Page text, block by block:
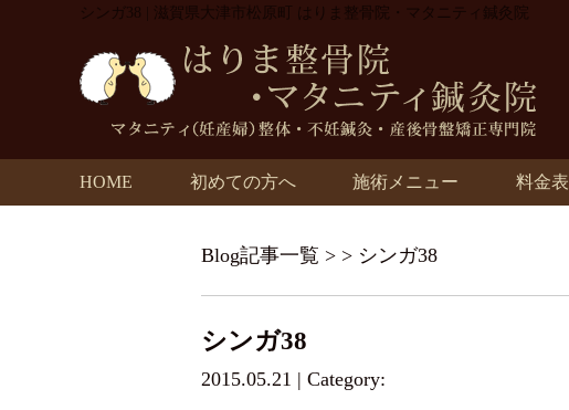
シンガ38 | 滋賀県大津市松原町 はりま整骨院・マタニティ鍼灸院
HOME 初めての方へ 施術メニュー 料金表
Blog記事一覧 > > シンガ38
シンガ38
2015.05.21 | Category: